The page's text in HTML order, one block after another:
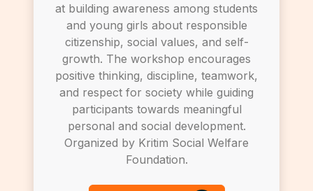
at building awareness among students
and young girls about responsible
citizenship, social values, and self-
growth. The workshop encourages
positive thinking, discipline, teamwork,
and respect for society while guiding
participants towards meaningful
personal and social development.
Organized by Kritim Social Welfare
Foundation.